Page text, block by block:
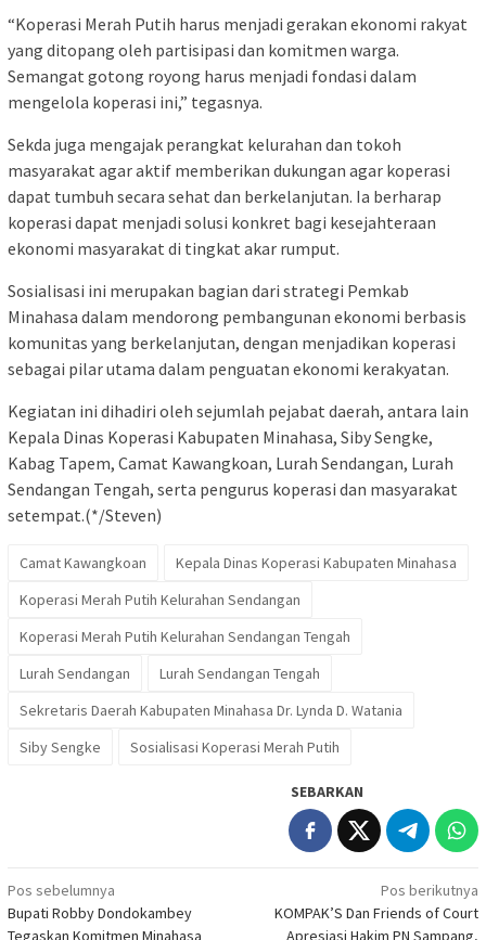
“Koperasi Merah Putih harus menjadi gerakan ekonomi rakyat
yang ditopang oleh partisipasi dan komitmen warga.
Semangat gotong royong harus menjadi fondasi dalam
mengelola koperasi ini,” tegasnya.
Sekda juga mengajak perangkat kelurahan dan tokoh
masyarakat agar aktif memberikan dukungan agar koperasi
dapat tumbuh secara sehat dan berkelanjutan. Ia berharap
koperasi dapat menjadi solusi konkret bagi kesejahteraan
ekonomi masyarakat di tingkat akar rumput.
Sosialisasi ini merupakan bagian dari strategi Pemkab
Minahasa dalam mendorong pembangunan ekonomi berbasis
komunitas yang berkelanjutan, dengan menjadikan koperasi
sebagai pilar utama dalam penguatan ekonomi kerakyatan.
Kegiatan ini dihadiri oleh sejumlah pejabat daerah, antara lain
Kepala Dinas Koperasi Kabupaten Minahasa, Siby Sengke,
Kabag Tapem, Camat Kawangkoan, Lurah Sendangan, Lurah
Sendangan Tengah, serta pengurus koperasi dan masyarakat
setempat.(*/Steven)
Camat Kawangkoan
Kepala Dinas Koperasi Kabupaten Minahasa
Koperasi Merah Putih Kelurahan Sendangan
Koperasi Merah Putih Kelurahan Sendangan Tengah
Lurah Sendangan
Lurah Sendangan Tengah
Sekretaris Daerah Kabupaten Minahasa Dr. Lynda D. Watania
Siby Sengke
Sosialisasi Koperasi Merah Putih
SEBARKAN
Navigasi
pos
Pos sebelumnya
Bupati Robby Dondokambey
Tegaskan Komitmen Minahasa
Pos berikutnya
KOMPAK’S Dan Friends of Court
Apresiasi Hakim PN Sampang,